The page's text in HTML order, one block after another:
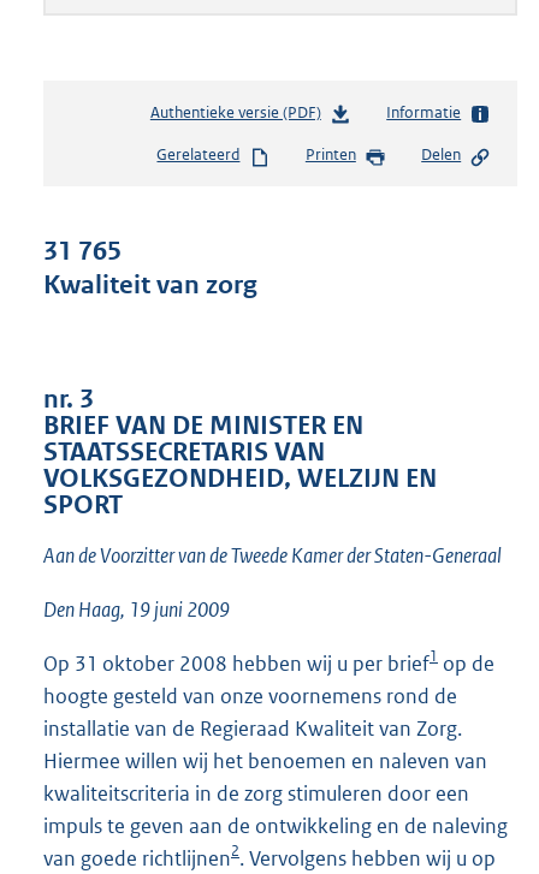
Authentieke versie (PDF)b
s
t
t
e
K
Informatie
Gerelateerd Printen Delen
31 765
Kwaliteit van zorg
nr. 3
BRIEF VAN DE MINISTER EN
STAATSSECRETARIS VAN
VOLKSGEZONDHEID, WELZIJN EN
SPORT
Aan de Voorzitter van de Tweede Kamer der Staten-Generaal
Den Haag, 19 juni 2009
Op 31 oktober 2008 hebben wij u per brief1 op de
hoogte gesteld van onze voornemens rond de
installatie van de Regieraad Kwaliteit van Zorg.
Hiermee willen wij het benoemen en naleven van
kwaliteitscriteria in de zorg stimuleren door een
impuls te geven aan de ontwikkeling en de naleving
van goede richtlijnen2. Vervolgens hebben wij u op